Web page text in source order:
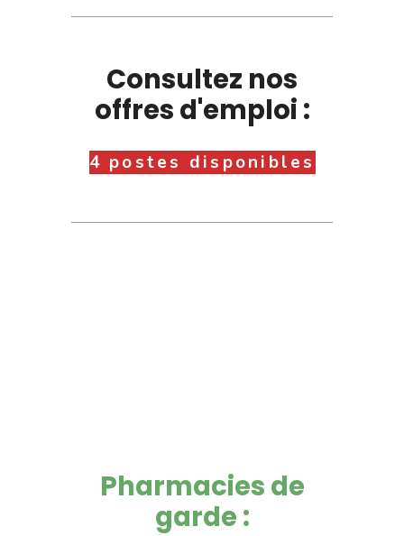
Consultez nos
offres d'emploi :
4 postes disponibles
Pharmacies de
garde :